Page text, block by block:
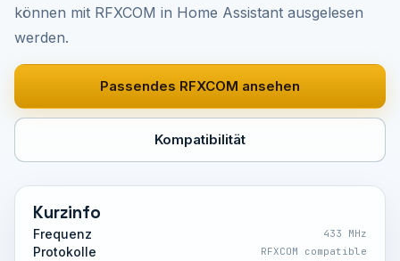
können mit RFXCOM in Home Assistant ausgelesen
werden.
Passendes RFXCOM ansehen
Kompatibilität
Kurzinfo
Frequenz 433 MHz
Protokolle RFXCOM compatible